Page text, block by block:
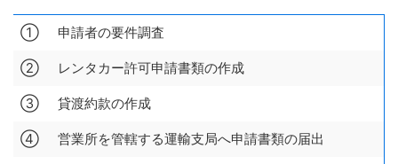
① 申請者の要件調査
② レンタカー許可申請書類の作成
③ 貸渡約款の作成
④ 営業所を管轄する運輸支局へ申請書類の届出